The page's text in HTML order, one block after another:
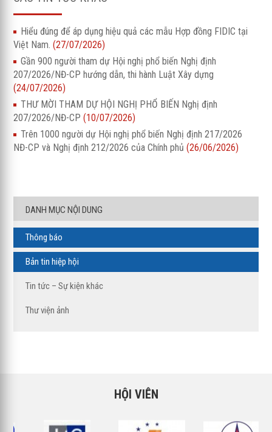
Hiểu đúng để áp dụng hiệu quả các mẫu Hợp đồng FIDIC tại
Việt Nam.(27/07/2026)
Gần 900 người tham dự Hội nghị phổ biến Nghị định
207/2026/NĐ-CP hướng dẫn, thi hành Luật Xây dựng
(24/07/2026)
THƯ MỜI THAM DỰ HỘI NGHỊ PHỔ BIẾN Nghị định
207/2026/NĐ-CP(10/07/2026)
Trên 1000 người dự Hội nghị phổ biến Nghị định 217/2026
NĐ-CP và Nghị định 212/2026 của Chính phủ(26/06/2026)
DANH MỤC NỘI DUNG
Thông báo
Bản tin hiệp hội
Tin tức – Sự kiện khác
Thư viện ảnh
HỘI VIÊN